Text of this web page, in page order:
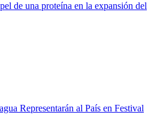
de una proteína en la expansión del
Representarán al País en Festival